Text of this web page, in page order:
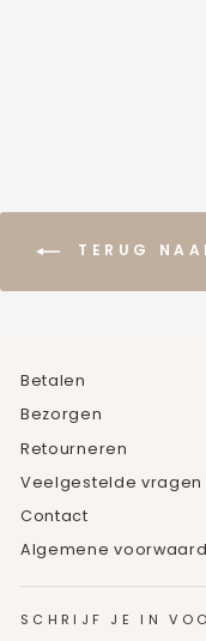
TERUG
Betalen
Bezorgen
Retourneren
Veelgestelde vragen
Contact
Algemene
SCHRIJF JE IN